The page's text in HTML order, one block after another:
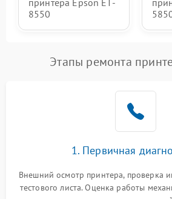
принтера Epson ET-
8550
Этапы ремонта
1. Первичная
Внешний осмотр принтера, проверка
тестового листа. Оценка работы